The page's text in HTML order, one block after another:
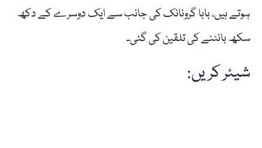
ہوتے ہیں، بابا گرونانک کی جانب سے ایک دوسرے کے دکھ
سکھ بانٹنے کی تلقین کی گئی۔
شیئر کریں: